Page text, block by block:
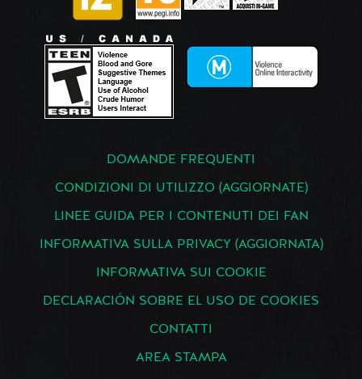
DOMANDE FREQUENTI
CONDIZIONI DI UTILIZZO (AGGIORNATE)
LINEE GUIDA PER I CONTENUTI DEI FAN
INFORMATIVA SULLA PRIVACY (AGGIORNATA)
INFORMATIVA SUI COOKIE
DECLARACIÓN SOBRE EL USO DE COOKIES
CONTATTI
AREA STAMPA